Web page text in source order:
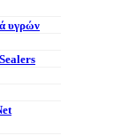
υγρών